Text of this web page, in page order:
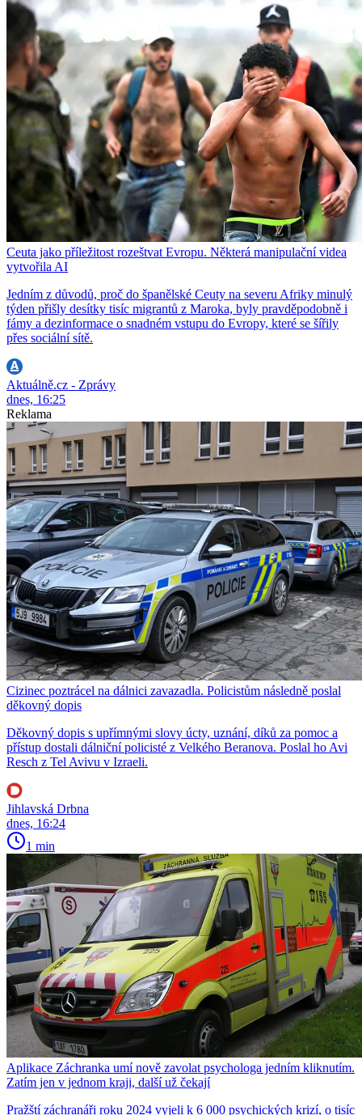
Ceuta jako příležitost rozeštvat Evropu. Některá manipulační videa
vytvořila AI
Jedním z důvodů, proč do španělské Ceuty na severu Afriky minulý
týden přišly desítky tisíc migrantů z Maroka, byly pravděpodobně i
fámy a dezinformace o snadném vstupu do Evropy, které se šířily
přes sociální sítě.
Aktuálně.cz - Zprávy
dnes, 16:25
Reklama
Cizinec poztrácel na dálnici zavazadla. Policistům následně poslal
děkovný dopis
Děkovný dopis s upřímnými slovy úcty, uznání, díků za pomoc a
přístup dostali dálniční policisté z Velkého Beranova. Poslal ho Avi
Resch z Tel Avivu v Izraeli.
Jihlavská Drbna
dnes, 16:24
1 min
Aplikace Záchranka umí nově zavolat psychologa jedním kliknutím.
Zatím jen v jednom kraji, další už čekají
Pražští záchranáři roku 2024 vyjeli k 6 000 psychických krizí, o tisíc